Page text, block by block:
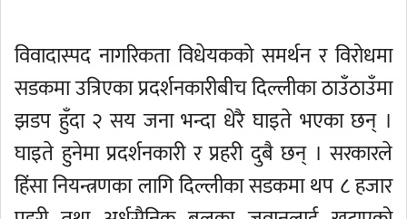
विवादास्पद नागरिकता विधेयकको समर्थन र विरोधमा
सडकमा उत्रिएका प्रदर्शनकारीबीच दिल्लीका ठाउँठाउँमा
झडप हुँदा २ सय जना भन्दा धेरै घाइते भएका छन् ।
घाइते हुनेमा प्रदर्शनकारी र प्रहरी दुबै छन् । सरकारले
हिंसा नियन्त्रणका लागि दिल्लीका सडकमा थप ८ हजार